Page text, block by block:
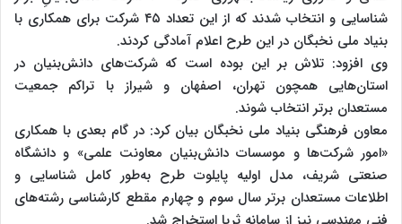
شناسایی و انتخاب شدند که از این تعداد ۴۵ شرکت برای همکاری با
بنیاد ملی نخبگان در این طرح اعلام آمادگی کردند.
وی افزود: تلاش بر این بوده است که شرکت‌های دانش‌بنیان در
استان‌هایی همچون تهران، اصفهان و شیراز با تراکم جمعیت
مستعدان‌ برتر انتخاب شوند.
معاون فرهنگی بنیاد ملی نخبگان بیان کرد: در گام بعدی با همکاری
«امور شرکت‌ها و موسسات دانش‌بنیان معاونت علمی» و دانشگاه
صنعتی ‌شریف، مدل اولیه پایلوت طرح به‌طور کامل شناسایی و
اطلاعات مستعدان‌ برتر سال سوم و چهارم مقطع کارشناسی رشته‌های